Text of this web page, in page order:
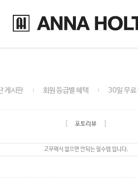
게시판 회원 등급별 혜택 30일 무료
포토리뷰
고무팩시 없으면 안되는 필수템 입니다.